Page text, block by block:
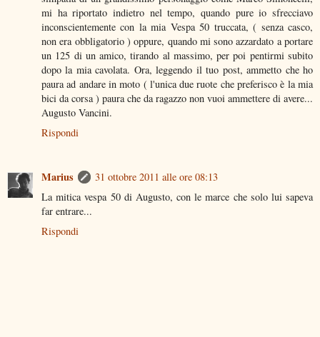
mi ha riportato indietro nel tempo, quando pure io sfrecciavo
inconscientemente con la mia Vespa 50 truccata, ( senza casco,
non era obbligatorio ) oppure, quando mi sono azzardato a portare
un 125 di un amico, tirando al massimo, per poi pentirmi subito
dopo la mia cavolata. Ora, leggendo il tuo post, ammetto che ho
paura ad andare in moto ( l'unica due ruote che preferisco è la mia
bici da corsa ) paura che da ragazzo non vuoi ammettere di avere...
Augusto Vancini.
Rispondi
Marius
31 ottobre 2011 alle ore 08:13
La mitica vespa 50 di Augusto, con le marce che solo lui sapeva
far entrare...
Rispondi